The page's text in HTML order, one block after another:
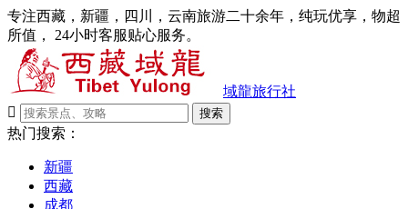
专注西藏，新疆，四川，云南旅游二十余年，纯玩优享，物超
所值， 24小时客服贴心服务。
域龍旅行社

搜索
热门搜索：
新疆
西藏
成都